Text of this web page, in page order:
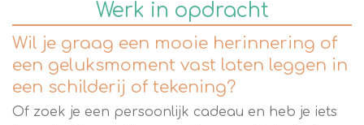
Werk in opdracht
Wil je graag een mooie herinnering of
een geluksmoment vast laten leggen in
een schilderij of tekening?
Of zoek je een persoonlijk cadeau en heb je iets